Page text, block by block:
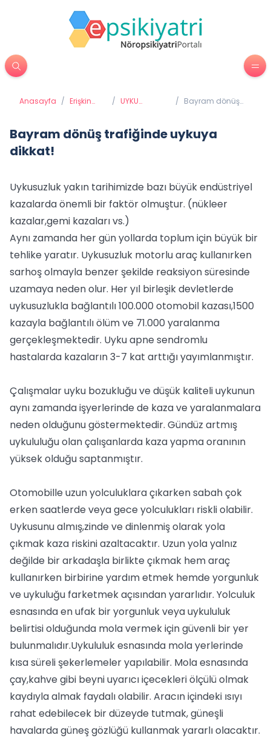
Anasayfa / Erişkin
/ UYKU
/ Bayram dönüş
Bayram dönüş trafiğinde uykuya
dikkat!
Uykusuzluk yakın tarihimizde bazı büyük endüstriyel
kazalarda önemli bir faktör olmuştur. (nükleer
kazalar,gemi kazaları vs.)
Aynı zamanda her gün yollarda toplum için büyük bir
tehlike yaratır. Uykusuzluk motorlu araç kullanırken
sarhoş olmayla benzer şekilde reaksiyon süresinde
uzamaya neden olur. Her yıl birleşik devletlerde
uykusuzlukla bağlantılı 100.000 otomobil kazası,1500
kazayla bağlantılı ölüm ve 71.000 yaralanma
gerçekleşmektedir. Uyku apne sendromlu
hastalarda kazaların 3-7 kat arttığı yayımlanmıştır.
Çalışmalar uyku bozukluğu ve düşük kaliteli uykunun
aynı zamanda işyerlerinde de kaza ve yaralanmalara
neden olduğunu göstermektedir. Gündüz artmış
uykululuğu olan çalışanlarda kaza yapma oranının
yüksek olduğu saptanmıştır.
Otomobille uzun yolculuklara çıkarken sabah çok
erken saatlerde veya gece yolculukları riskli olabilir.
Uykusunu almış,zinde ve dinlenmiş olarak yola
çıkmak kaza riskini azaltacaktır. Uzun yola yalnız
değilde bir arkadaşla birlikte çıkmak hem araç
kullanırken birbirine yardım etmek hemde yorgunluk
ve uykuluğu farketmek açısından yararlıdır. Yolculuk
esnasında en ufak bir yorgunluk veya uykululuk
belirtisi olduğunda mola vermek için güvenli bir yer
bulunmalıdır.Uykululuk esnasında mola yerlerinde
kısa süreli şekerlemeler yapılabilir. Mola esnasında
çay,kahve gibi beyni uyarıcı içecekleri ölçülü olmak
kaydıyla almak faydalı olabilir. Aracın içindeki ısıyı
rahat edebilecek bir düzeyde tutmak, güneşli
havalarda güneş gözlüğü kullanmak yararlı olacaktır.